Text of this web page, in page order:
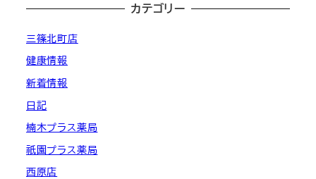
カテゴリー
三篠北町店
健康情報
新着情報
日記
楠木プラス薬局
祇園プラス薬局
西原店